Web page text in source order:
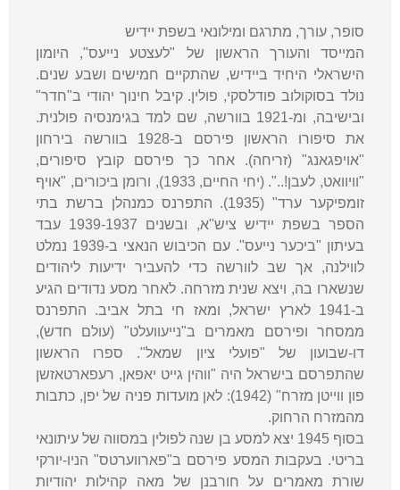
סופר, עורך, מתרגם ומילונאי בשפת יידיש
המייסד והעורך הראשון של "לעצטע נייעס", היומון
הישראלי היחיד ביידיש, שהתקיים חמישים ושבע שנים.
נולד בסוקולוב פודלסקי, פולין. קיבל חינוך יהודי ב"חדר"
ובישיבה, ומ-1921 בוורשה, שם למד בגימנסיה פולנית.
את סיפורו הראשון פירסם ב-1928 בוורשה בירחון
"אויפגאנג" (זריחה). אחר כך פירסם קובץ סיפורים,
"וויוואט, לעבן!..". (יחי החיים, 1933), ורומן ביכורים, "אויף
זומפיקער ערד" (1935). התפרנס כמנהלן ברשת בתי
הספר בשפת יידיש ציש"א, ובשנים 1939-1937 עבד
בעיתון "ביכער נייעס". עם הכיבוש הנאצי ב-1939 נמלט
לווילנה, אך שב לוורשה כדי להעביר ידיעות ליהודים
שנשארו בה, ויצא שנית מזרחה. לאחר מסע נדודים הגיע
ב-1941 לארץ ישראל, ומאז חי בתל אביב. התפרנס
ממסחר ופירסם מאמרים ב"נייעוועלט" (עולם חדש),
דו-שבועון של "פועלי ציון שמאל". ספרו הראשון
שהתפרסם בישראל היה "ווהין גייט יאפאן, רעפארטאזשן
פון ווייטן מזרח" (1942): לאן מועדות פניה של יפן, כתבות
מהמזרח הרחוק.
בסוף 1945 יצא למסע בן שנה לפולין במסווה של עיתונאי
בריטי. בעקבות המסע פירסם ב"פארווערטס" הניו-יורקי
שורת מאמרים על חורבנן של מאה קהילות יהודיות